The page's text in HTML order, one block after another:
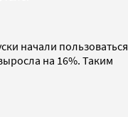
начали пользоваться
на 16%. Таким